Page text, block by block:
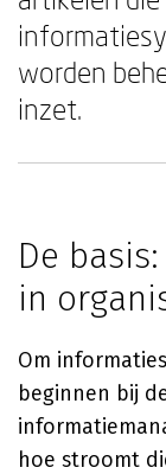
worden
inzet.
De
in
Om
beginnen bij
hoe stroomt